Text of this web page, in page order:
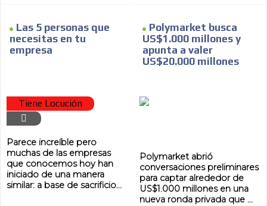
Las 5 personas que
necesitas en tu
empresa
Tiene Locución
Parece increíble pero
muchas de las empresas
que conocemos hoy han
iniciado de una manera
similar: a base de sacrificio...
Polymarket busca
US$1.000 millones y
apunta a valer
US$20.000 millones
Polymarket abrió
conversaciones preliminares
para captar alrededor de
US$1.000 millones en una
nueva ronda privada que ...